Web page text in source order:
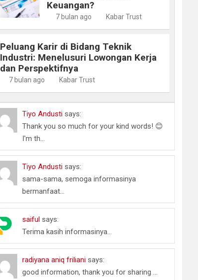
Keuangan?
7 bulan ago Kabar Trust
Peluang Karir di Bidang Teknik
Industri: Menelusuri Lowongan Kerja
dan Perspektifnya
7 bulan ago Kabar Trust
Tiyo Andusti says:
Thank you so much for your kind words! 😊
I'm th...
Tiyo Andusti says:
sama-sama, semoga informasinya
bermanfaat...
saiful says:
Terima kasih informasinya...
radiyana aniq friliani says:
good information, thank you for sharing ...